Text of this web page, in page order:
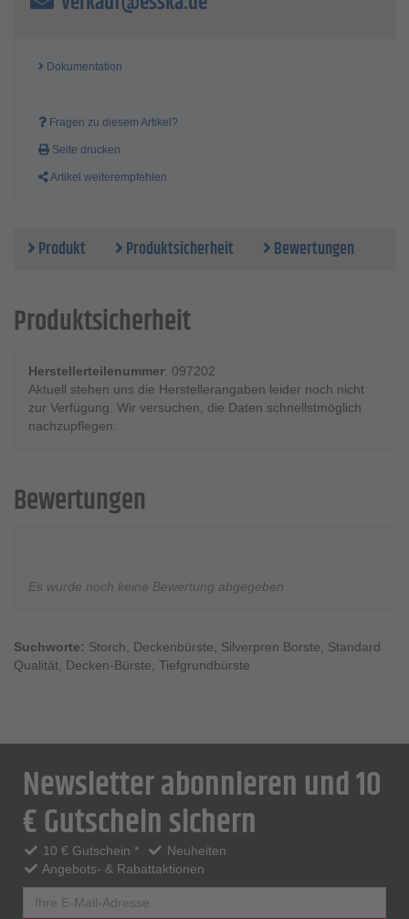
Dokumentation
Fragen zu diesem Artikel?
Seite drucken
Artikel weiterempfehlen
Produkt Produktsicherheit Bewertungen
Produktsicherheit
Herstellerteilenummer: 097202
Aktuell stehen uns die Herstellerangaben leider noch nicht
zur Verfügung. Wir versuchen, die Daten schnellstmöglich
nachzupflegen.
Bewertungen
Es wurde noch keine Bewertung abgegeben
Suchworte: Storch, Deckenbürste, Silverpren Borste, Standard
Qualität, Decken-Bürste, Tiefgrundbürste
Newsletter abonnieren und 10
€ Gutschein sichern
10 € Gutschein *
Neuheiten
Angebots- & Rabattaktionen